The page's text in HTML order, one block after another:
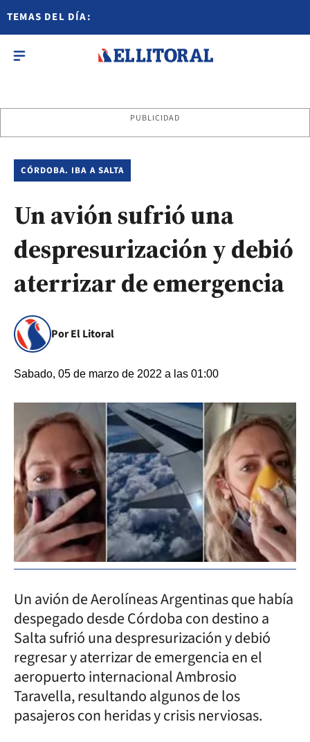
TEMAS DEL DÍA:
PUBLICIDAD
CÓRDOBA. IBA A SALTA
Un avión sufrió una
despresurización y debió
aterrizar de emergencia
Por El Litoral
Sabado, 05 de marzo de 2022 a las 01:00
Un avión de Aerolíneas Argentinas que había
despegado desde Córdoba con destino a
Salta sufrió una despresurización y debió
regresar y aterrizar de emergencia en el
aeropuerto internacional Ambrosio
Taravella, resultando algunos de los
pasajeros con heridas y crisis nerviosas.